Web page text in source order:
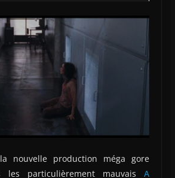
nouvelle production méga gore
les particulièrement mauvaisA